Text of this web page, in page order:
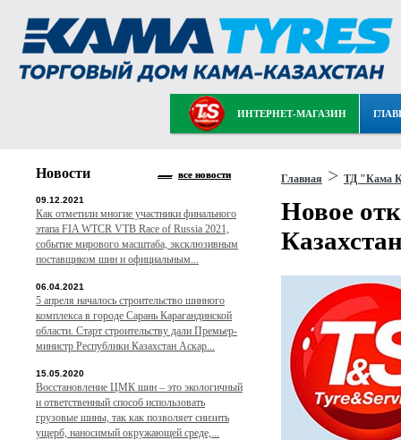
ИНТЕРНЕТ-МАГАЗИН
Главная > ТД "Кама
Новое
Новости все новости
09.12.2021
Как отметили многие участники финального
этапа FIA WTCR VTB Race of Russia 2021,
событие мирового масштаба, эксклюзивным
поставщиком шин и официальным...
06.04.2021
5 апреля началось строительство шинного
комплекса в городе Сарань Карагандинской
области. Старт строительству дали Премьер-
министр Республики Казахстан Аскар...
15.05.2020
Восстановление ЦМК шин – это экологичный
и ответственный способ использовать
грузовые шины, так как позволяет снизить
ущерб, наносимый окружающей среде,...